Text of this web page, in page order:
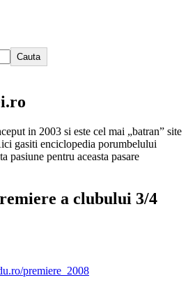
Cauta
in 2003 si este cel mai „batran” site
gasiti enciclopedia porumbelului
pasiune pentru aceasta pasare
a clubului 3/4
premiere_2008